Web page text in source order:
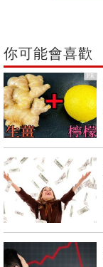
你可能會喜歡
PR